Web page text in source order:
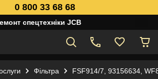
0 800 33 68 68
спецтехніки JCB
Фільтра FSF914/7, 93156634,